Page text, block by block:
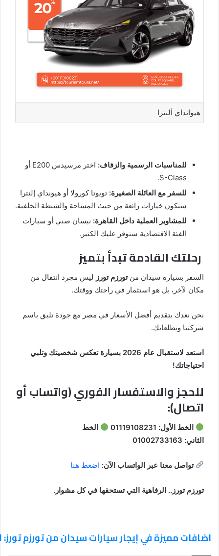
هيوانداي ألنترا
للمناسبات الرسمية والزفاف:
اختر مرسيدس E200 أو
S-Class.
للسفر مع العائلة الصغيرة: تويوتا كورولا أو هيونداي إلنترا
ستكون خيارات رائعة من حيث المساحة والشنطة الخلفية.
للمشاوير العملية داخل القاهرة: نيسان صني أو سيارات
الفئة الاقتصادية ستوفر عليك الكثير.
رحلتك القادمة تبدأ بتميز
السفر بسيارة سيدان منتورزم تورز ليس مجرد انتقال من
مكان لآخر، بل هو استثمار في راحتك ووقتك.
نحن نعدك بتقديم أفضل الأسعار في مصر مع جودة تليق باسم
شركتنا وتطلعاتك.
استعد لاستقبال عام 2026 بسيارة تعكس شخصيتك وتلبي
احتياجاتك!
للحجز والاستفسار الفوري (واتساب أو
اتصال):
الخط الأول: 01119108231
الخط
الثاني: 01002733163
تواصل معنا عبر الواتساب الآن: اضغط هنا
تورزم تورز.. الرفاهية التي تستحقها في كل مشوار.
اضافات مميزة في إيجار سيارات سيدان من تورزم تورز: